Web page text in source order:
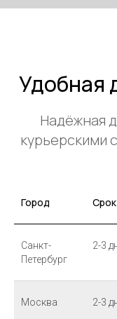
Удобная
Надёжная
курьерскими
Город Срок
Санкт-
Петербург
2-3
Москва 2-3